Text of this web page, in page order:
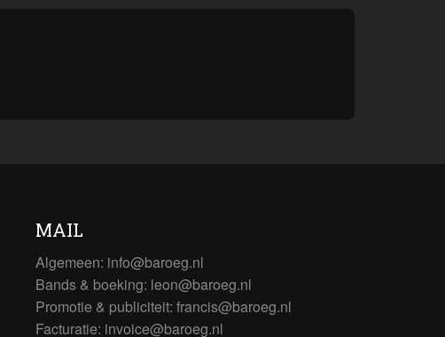
MAIL
Algemeen: info@baroeg.nl
Bands & boeking: leon@baroeg.nl
Promotie & publiciteit: francis@baroeg.nl
Facturatie: invoice@baroeg.nl